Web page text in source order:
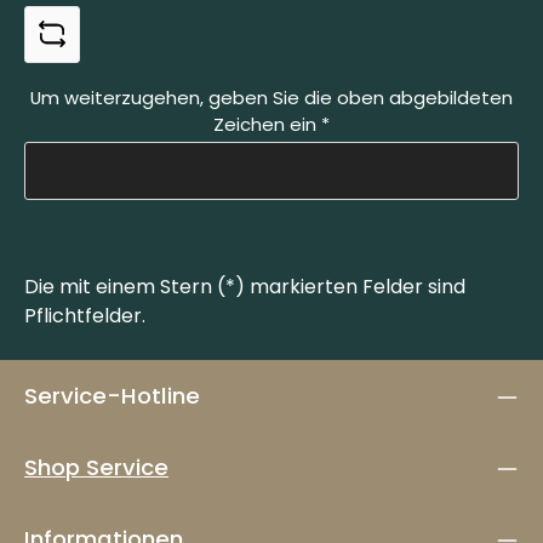
Um weiterzugehen, geben Sie die oben abgebildeten
Zeichen ein *
Die mit einem Stern (*) markierten Felder sind
Pflichtfelder.
Service-Hotline
Shop Service